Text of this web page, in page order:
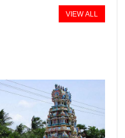
VIEW ALL